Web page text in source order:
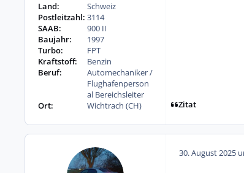
Land:
Schweiz
Postleitzahl: 3114
SAAB:
900 II
Baujahr:
1997
Turbo:
FPT
Kraftstoff:
Benzin
Beruf:
Automechaniker /
Flughafenperson
al Bereichsleiter
Ort:
Wichtrach (CH) Zitat
30. August 2025